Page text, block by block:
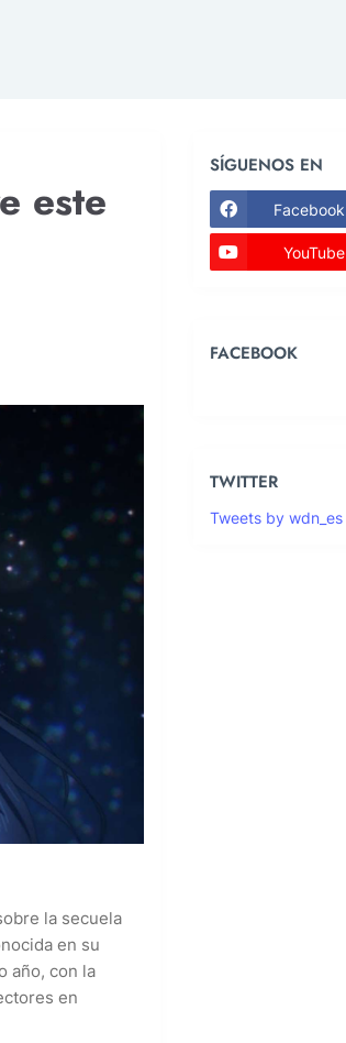
este
la secuela
en su
año, con la
en
SÍGUENOS EN
Facebook
YouTube
FACEBOOK
TWITTER
Tweets by wdn_es